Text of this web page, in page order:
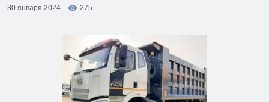
30 января 2024
275